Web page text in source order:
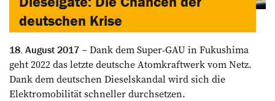
deutschen Krise
18. August 2017
Dank dem Super-GAU in Fukushima
geht 2022 das letzte deutsche Atomkraftwerk vom Netz.
Dank dem deutschen Dieselskandal wird sich die
Elektromobilität schneller durchsetzen.